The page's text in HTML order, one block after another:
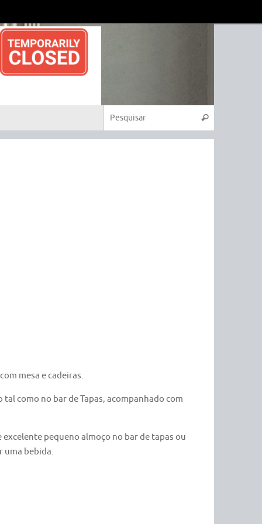
Pesquisar
mesa e cadeiras.
como no bar de Tapas, acompanhado com
pequeno almoço no bar de tapas ou
uma bebida.